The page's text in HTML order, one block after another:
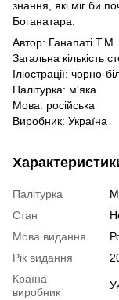
знання, які міг би
Боганатара.
Автор: Ганапаті Т.М.
Загальна кількість
Ілюстрації: чорно-
Палітурка: м'яка
Мова: російська
Виробник: Україна
Палітурка
Стан
Мова видання
Рік видання
Країна
виробник